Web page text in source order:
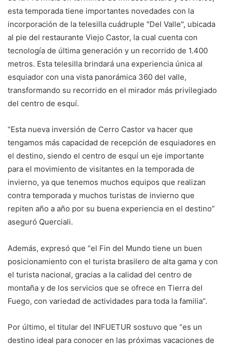
esta temporada tiene importantes novedades con la
incorporación de la telesilla cuádruple "Del Valle", ubicada
al pie del restaurante Viejo Castor, la cual cuenta con
tecnología de última generación y un recorrido de 1.400
metros. Esta telesilla brindará una experiencia única al
esquiador con una vista panorámica 360 del valle,
transformando su recorrido en el mirador más privilegiado
del centro de esquí.
“Esta nueva inversión de Cerro Castor va hacer que
tengamos más capacidad de recepción de esquiadores en
el destino, siendo el centro de esquí un eje importante
para el movimiento de visitantes en la temporada de
invierno, ya que tenemos muchos equipos que realizan
contra temporada y muchos turistas de invierno que
repiten año a año por su buena experiencia en el destino”
aseguró Querciali.
Además, expresó que “el Fin del Mundo tiene un buen
posicionamiento con el turista brasilero de alta gama y con
el turista nacional, gracias a la calidad del centro de
montaña y de los servicios que se ofrece en Tierra del
Fuego, con variedad de actividades para toda la familia”.
Por último, el titular del INFUETUR sostuvo que “es un
destino ideal para conocer en las próximas vacaciones de